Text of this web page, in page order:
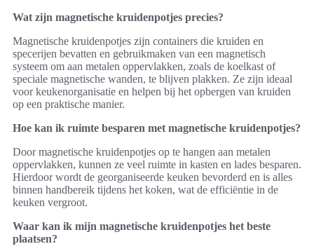
Wat zijn magnetische kruidenpotjes precies?
Magnetische kruidenpotjes zijn containers die kruiden en
specerijen bevatten en gebruikmaken van een magnetisch
systeem om aan metalen oppervlakken, zoals de koelkast of
speciale magnetische wanden, te blijven plakken. Ze zijn ideaal
voor keukenorganisatie en helpen bij het opbergen van kruiden
op een praktische manier.
Hoe kan ik ruimte besparen met magnetische kruidenpotjes?
Door magnetische kruidenpotjes op te hangen aan metalen
oppervlakken, kunnen ze veel ruimte in kasten en lades besparen.
Hierdoor wordt de georganiseerde keuken bevorderd en is alles
binnen handbereik tijdens het koken, wat de efficiëntie in de
keuken vergroot.
Waar kan ik mijn magnetische kruidenpotjes het beste
plaatsen?